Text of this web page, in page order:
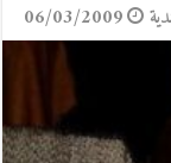
06/03/2009